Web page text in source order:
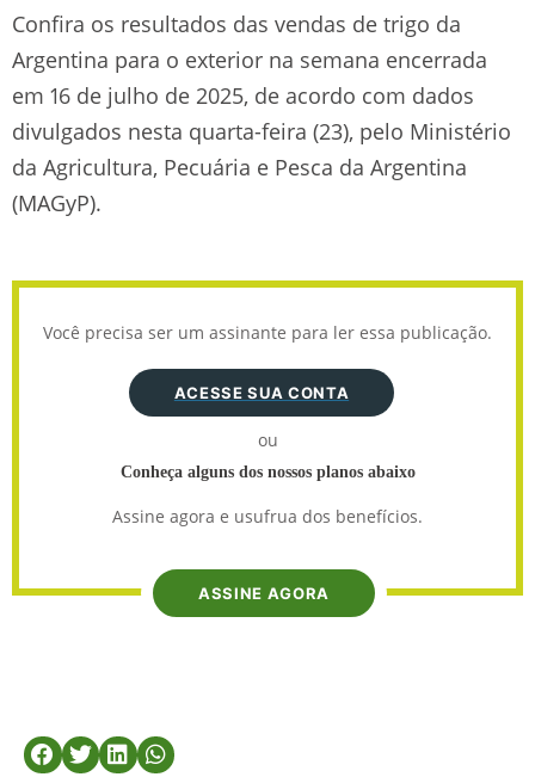
Confira os resultados das vendas de trigo da
Argentina para o exterior na semana encerrada
em 16 de julho de 2025, de acordo com dados
divulgados nesta quarta-feira (23), pelo Ministério
da Agricultura, Pecuária e Pesca da Argentina
(MAGyP).
Você precisa ser um assinante para ler essa publicação.
ACESSE SUA CONTA
ou
Conheça alguns dos nossos planos abaixo
Assine agora e usufrua dos benefícios.
ASSINE AGORA